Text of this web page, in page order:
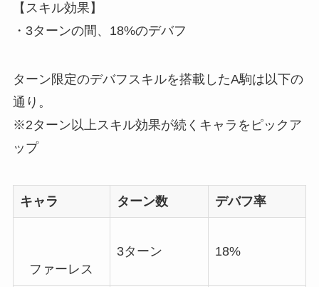
【スキル効果】
・3ターンの間、18%のデバフ
ターン限定のデバフスキルを搭載したA駒は以下の
通り。
※2ターン以上スキル効果が続くキャラをピックア
ップ
キャラ ターン数 デバフ率
ファーレス
3ターン 18%